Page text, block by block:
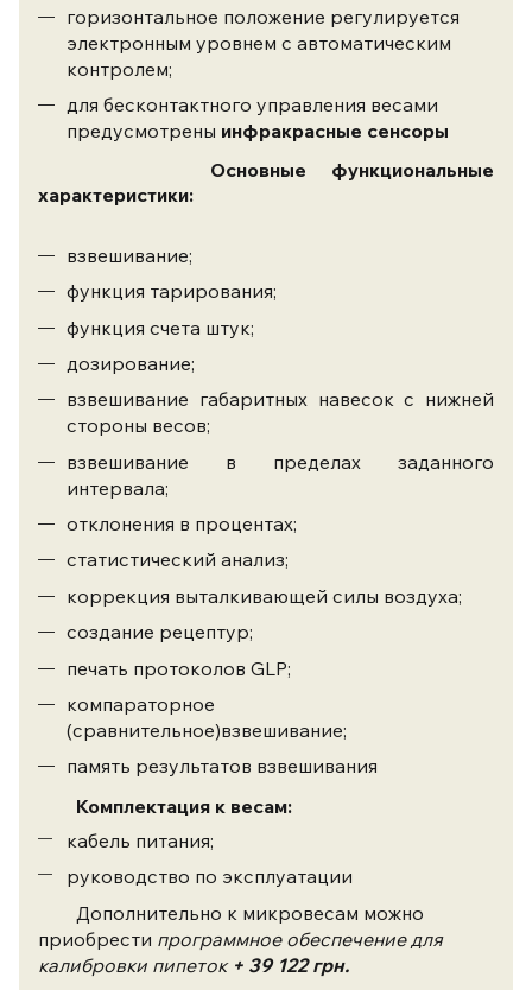
горизонтальное положение регулируется
электронным уровнем с автоматическим
контролем;
для бесконтактного управления весами
предусмотрены инфракрасные сенсоры
Основные функциональные
характеристики:
взвешивание;
функция тарирования;
функция счета штук;
дозирование;
взвешивание габаритных навесок с нижней
стороны весов;
взвешивание в пределах заданного
интервала;
отклонения в процентах;
статистический анализ;
коррекция выталкивающей силы воздуха;
создание рецептур;
печать протоколов GLP;
компараторное
(сравнительное)взвешивание;
память результатов взвешивания
Комплектация к весам:
кабель питания;
руководство по эксплуатации
Дополнительно к микровесам можно
приобрести программное обеспечение для
калибровки пипеток + 39 122 грн.